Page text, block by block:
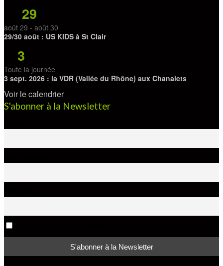
29
août 29 - août 30
29/30 août : US KIDS à St Clair
3
Toute la journée
3 sept. 2026 : la VDR (Vallée du Rhône) aux Chanalets
Voir le calendrier
S'abonner à la Newsletter